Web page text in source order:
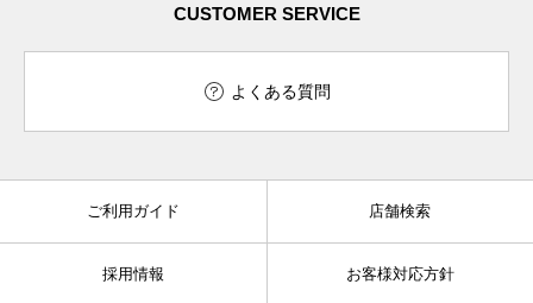
CUSTOMER SERVICE
よくある質問
ご利用ガイド 店舗検索
採用情報 お客様対応方針